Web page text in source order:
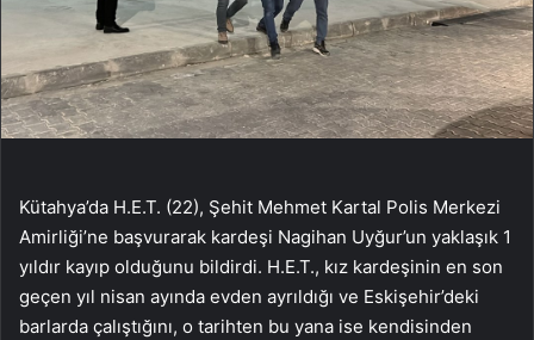
Kütahya’da H.E.T. (22), Şehit Mehmet Kartal Polis Merkezi
Amirliği’ne başvurarak kardeşi Nagihan Uyğur’un yaklaşık 1
yıldır kayıp olduğunu bildirdi. H.E.T., kız kardeşinin en son
geçen yıl nisan ayında evden ayrıldığı ve Eskişehir’deki
barlarda çalıştığını, o tarihten bu yana ise kendisinden